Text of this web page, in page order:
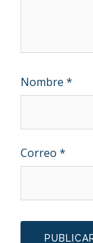
Nombre *
Correo *